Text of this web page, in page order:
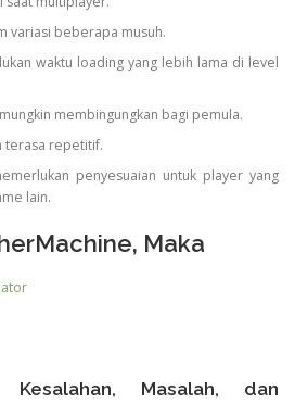
variasi beberapa musuh.
waktu loading yang lebih lama di level
membingungkan bagi pemula.
terasa repetitif.
penyesuaian untuk player yang
lain.
Maka
Kesalahan, Masalah, dan